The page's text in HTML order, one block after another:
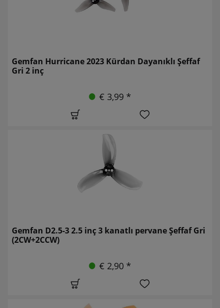
Gemfan Hurricane 2023 Kürdan Dayanıklı Şeffaf
Gri 2 inç
€ 3,99 *
Gemfan D2.5-3 2.5 inç 3 kanatlı pervane Şeffaf Gri
(2CW+2CCW)
€ 2,90 *